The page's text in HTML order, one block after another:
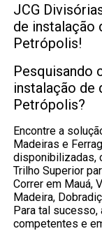
JCG
de instalação
Petrópolis!
Pesquisando
instalação de
Petrópolis?
Encontre a
Madeiras e
disponibilizadas,
Trilho Superior
Correr em Mauá,
Madeira,
Para tal
competentes e